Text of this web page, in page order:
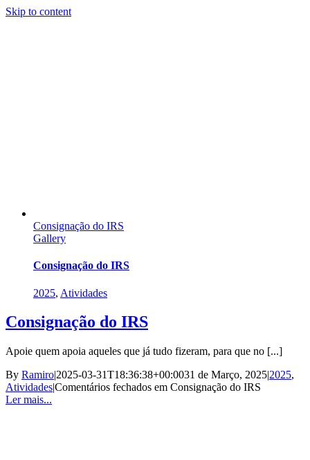
Skip to content
Consignação do IRS
Gallery
Consignação do IRS
2025, Atividades
Consignação do IRS
Apoie quem apoia aqueles que já tudo fizeram, para que no [...]
By Ramiro|2025-03-31T18:36:38+00:0031 de Março, 2025|2025,
Atividades|Comentários fechados em Consignação do IRS
Ler mais...